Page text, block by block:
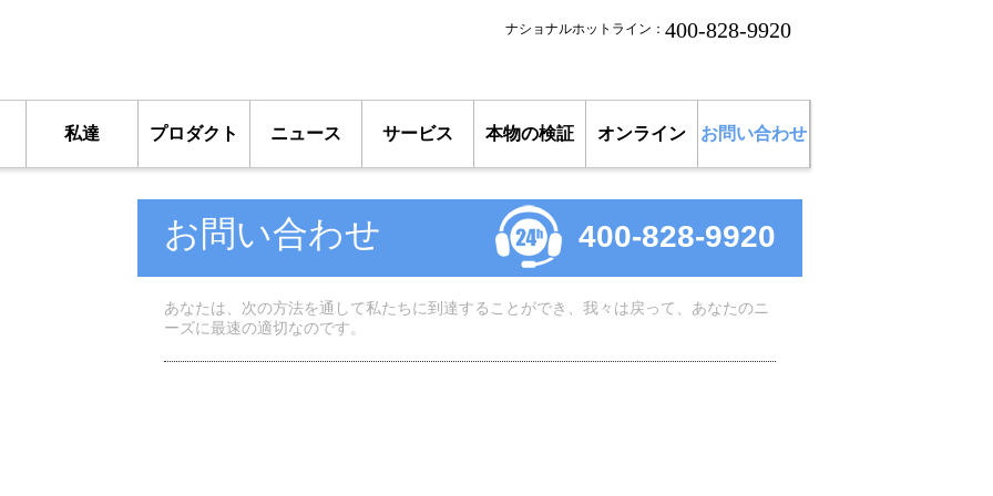
お問い合わせ 400-828-9920
あなたは、次の方法を通して私たちに到達することができ、我々は戻って、あなたのニ
ーズに最速の適切なのです。
ナショナルホットライン： 400-828-9920
私達 プロダクト ニュース サービス 本物の検証 オンライン お問い合わせ